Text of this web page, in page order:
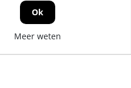
Ok
Meer weten